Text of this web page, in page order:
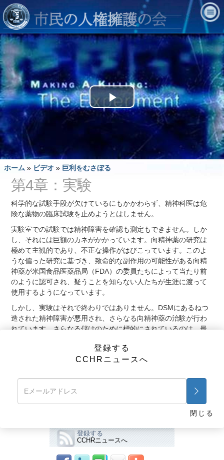
Play
Video
ホーム » ビデオ » 巨利をむさぼる
第4章：実験
科学的な試験手段が欠けているにもかかわらず、精神科医は危
険な薬物の臨床試験を止めようとはしません。
実験室での試験では精神障害を確認も測定もできません。しか
し、それには巨額のカネがかかっています。向精神薬の研究は
極めて主観的であり、不正な操作がはびこっています。このよ
うな偏った研究に基づき、致命的な副作用の可能性がある向精
神薬が米国食品医薬品局（FDA）の委員たちによって当たり前
のように認可され、疑うことを知らない人たちが生涯に渡って
使用するようになっています。
しかし、実験はそれで終わりではありません。DSMにあるねつ
造された精神障害が悪用され、さらなる向精神薬の治験が行わ
れています。さらなる儲けのために標的にされているのは、最
事実：巨額のカネがかかっているため、子どもたちに対する精
神科の実験がはびこっています。実施済み、あるいは実施中の
次画面
処方者への売り込み
登録する
CCHRニュースへ
登録する
CCHRニュースへ
閉じる